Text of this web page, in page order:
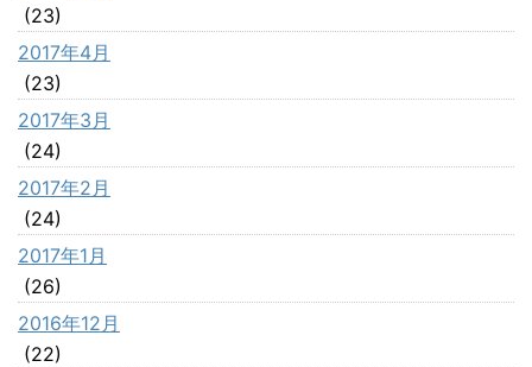
(23)
2017年4月
(23)
2017年3月
(24)
2017年2月
(24)
2017年1月
(26)
2016年12月
(22)